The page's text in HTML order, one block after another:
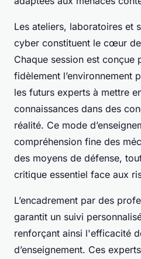
Les ateliers, laboratoires et
cyber constituent le cœur
Chaque session est conçue
fidèlement l’environnement
les futurs experts à mettre
connaissances dans des
réalité. Ce mode
compréhension fine des
des moyens de défense,
critique essentiel face aux
L’encadrement par des
garantit un suivi
renforçant ainsi l'efficacité
d’enseignement. Ces